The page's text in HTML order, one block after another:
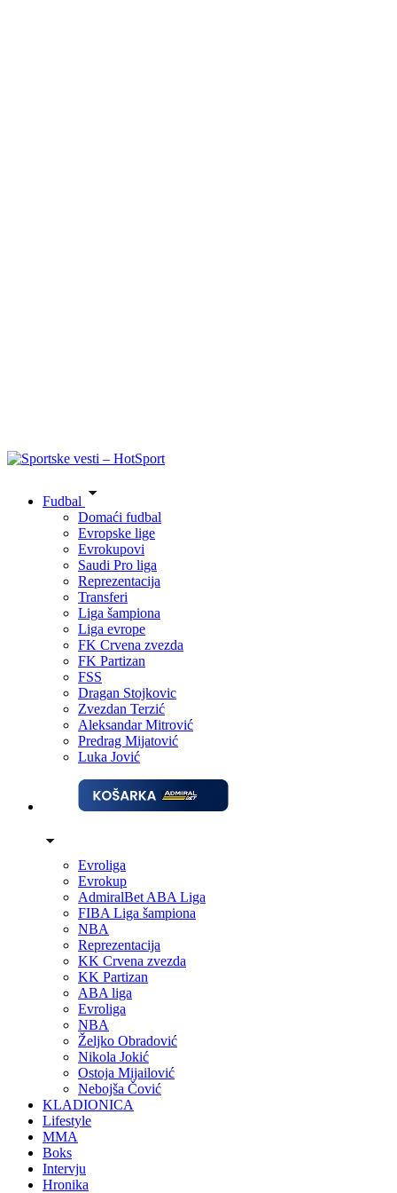
Fudbal
Domaći fudbal
Evropske lige
Evrokupovi
Saudi Pro liga
Reprezentacija
Transferi
Liga šampiona
Liga evrope
FK Crvena zvezda
FK Partizan
FSS
Dragan Stojkovic
Zvezdan Terzić
Aleksandar Mitrović
Predrag Mijatović
Luka Jović
Evroliga
Evrokup
AdmiralBet ABA Liga
FIBA Liga šampiona
NBA
Reprezentacija
KK Crvena zvezda
KK Partizan
ABA liga
Evroliga
NBA
Željko Obradović
Nikola Jokić
Ostoja Mijailović
Nebojša Čović
KLADIONICA
Lifestyle
MMA
Boks
Intervju
Hronika